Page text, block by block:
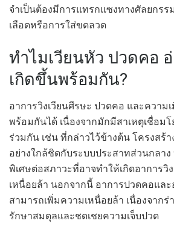
จำเป็นต้องมีการแทรกแซงทางศัลยกรร
เลือดหรือการใส่ขดลวด
ทำไมเวียนหัว ปวดคอ
เกิดขึ้นพร้อมกัน?
อาการวิงเวียนศีรษะ ปวดคอ และความ
พร้อมกันได้ เนื่องจากมักมีสาเหตุเชื่อม
ร่วมกัน เช่น ที่กล่าวไว้ข้างต้น โครงสร้
อย่างใกล้ชิดกับระบบประสาทส่วนกลา
พิเศษต่อสภาวะที่อาจทำให้เกิดอาการวิ
เหนื่อยล้า นอกจากนี้ อาการปวดคอและ
สามารถเพิ่มความเหนื่อยล้า เนื่องจากร่
รักษาสมดุลและชดเชยความเจ็บปวด